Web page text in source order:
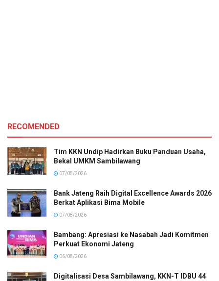
RECOMENDED
Tim KKN Undip Hadirkan Buku Panduan Usaha,
Bekal UMKM Sambilawang
07/08/2026
Bank Jateng Raih Digital Excellence Awards 2026
Berkat Aplikasi Bima Mobile
07/08/2026
Bambang: Apresiasi ke Nasabah Jadi Komitmen
Perkuat Ekonomi Jateng
06/08/2026
Digitalisasi Desa Sambilawang, KKN-T IDBU 44